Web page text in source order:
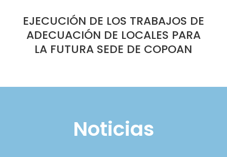
EJECUCIÓN DE LOS TRABAJOS DE
ADECUACIÓN DE LOCALES PARA
LA FUTURA SEDE DE COPOAN
Noticias